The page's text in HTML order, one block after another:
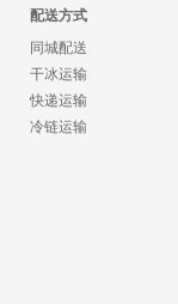
配送方式
同城配送
干冰运输
快递运输
冷链运输